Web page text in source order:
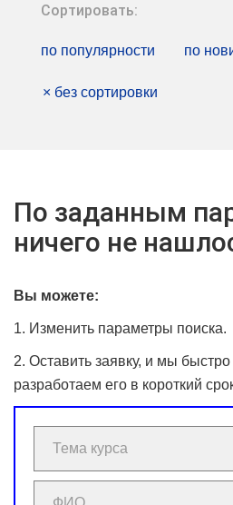
Сортировать:
по популярности по
× без сортировки
По заданным
ничего не
Вы можете:
1. Изменить параметры поиска.
2. Оставить заявку, и мы
разработаем его в короткий